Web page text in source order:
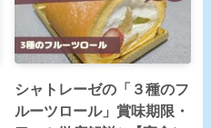
シャトレーゼの「３種のフ
ルーツロール」賞味期限・